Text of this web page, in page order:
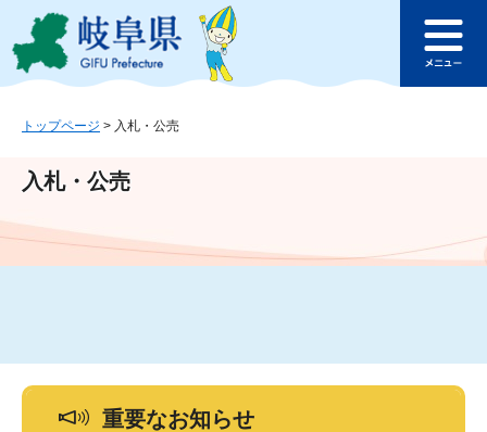
ジ
ュ
文
このページの本文へ
ュ
トップページ > 入札・公売
入札・公売
重要なお知らせ